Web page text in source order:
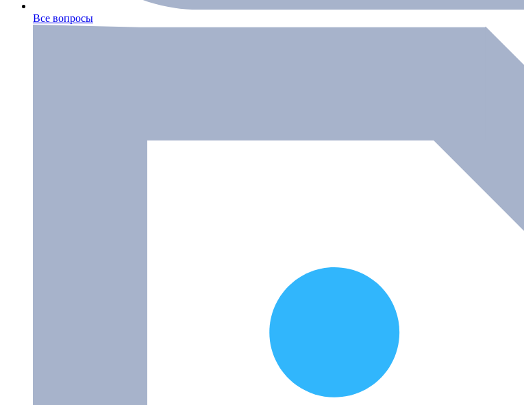
Все вопросы